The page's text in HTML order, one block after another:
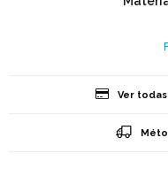
Ver